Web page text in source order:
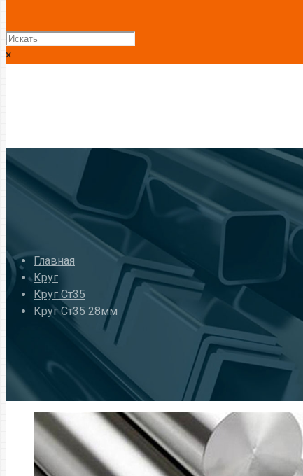
×
Главная
Круг
Круг Ст35
Круг Ст35 28мм